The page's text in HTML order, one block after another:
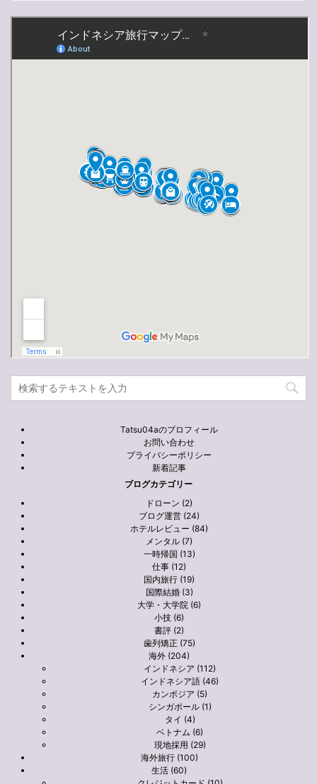
Tatsu04aのプロフィール
お問い合わせ
プライバシーポリシー
新着記事
ブログカテゴリー
ドローン (2)
ブログ運営 (24)
ホテルレビュー (84)
メンタル (7)
一時帰国 (13)
仕事 (12)
国内旅行 (19)
国際結婚 (3)
大学・大学院 (6)
小技 (6)
書評 (2)
歯列矯正 (75)
海外 (204)
インドネシア (112)
インドネシア語 (46)
カンボジア (5)
シンガポール (1)
タイ (4)
ベトナム (6)
現地採用 (29)
海外旅行 (100)
生活 (60)